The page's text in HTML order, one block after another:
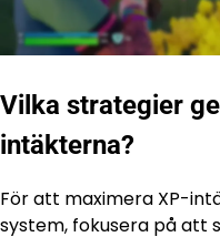
Vilka strategier
intäkterna?
För att maximera XP-
system, fokusera på att